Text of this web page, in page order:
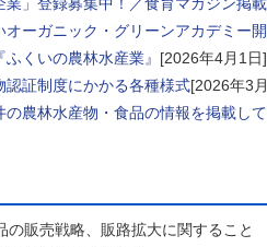
オーガニック・グリーンアカデミー
くいの農林水産業』 [2026年4月1日]
認証制度にかかる各種様式[2026年3
の農林水産物・食品の情報を掲載して
の販売戦略、販路拡大に関すること